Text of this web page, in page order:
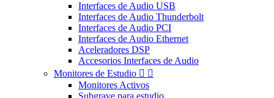
Interfaces de Audio USB
Interfaces de Audio Thunderbolt
Interfaces de Audio PCI
Interfaces de Audio Ethernet
Aceleradores DSP
Accesorios Interfaces de Audio
Monitores de Estudio  
Monitores Activos
Subgrave para estudio